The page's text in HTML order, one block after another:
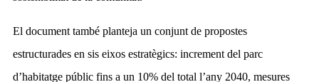
El document també planteja un conjunt de propostes
estructurades en sis eixos estratègics: increment del parc
d’habitatge públic fins a un 10% del total l’any 2040, mesures